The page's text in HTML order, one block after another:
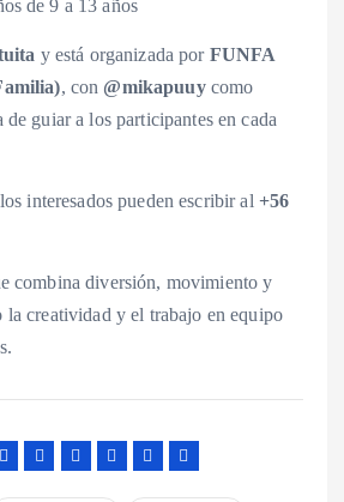
de 9 a 13 años
y está organizada por FUNFA
, con @mikapuuycomo
de guiar a los participantes en cada
interesados pueden escribir al +56
combina diversión, movimiento y
la creatividad y el trabajo en equipo